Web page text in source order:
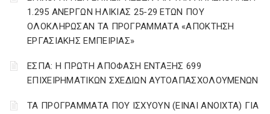
1.295 ΑΝΕΡΓΩΝ ΗΛΙΚΙΑΣ 25-29 ΕΤΩΝ ΠΟΥ
ΟΛΟΚΛΗΡΩΣΑΝ ΤΑ ΠΡΟΓΡΑΜΜΑΤΑ «ΑΠΟΚΤΗΣΗ
ΕΡΓΑΣΙΑΚΗΣ ΕΜΠΕΙΡΙΑΣ»
ΕΣΠΑ: Η ΠΡΩΤΗ ΑΠΟΦΑΣΗ ΕΝΤΑΞΗΣ 699
ΕΠΙΧΕΙΡΗΜΑΤΙΚΩΝ ΣΧΕΔΙΩΝ ΑΥΤΟΑΠΑΣΧΟΛΟΥΜΕΝΩΝ
ΤΑ ΠΡΟΓΡΑΜΜΑΤΑ ΠΟΥ ΙΣΧΥΟΥΝ (ΕΙΝΑΙ ΑΝΟΙΧΤΑ) ΓΙΑ